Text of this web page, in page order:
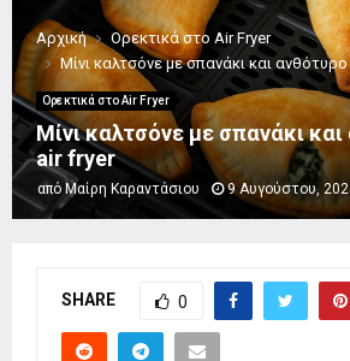
Αρχική
Ορεκτικά στο Air Fryer
Μίνι καλτσόνε με σπανάκι και
Ορεκτικά στο Air Fryer
Μίνι καλτσόνε με σπανάκι
air fryer
από Μαίρη Καραντάσιου 9 Αυγούστου,
SHARE 0